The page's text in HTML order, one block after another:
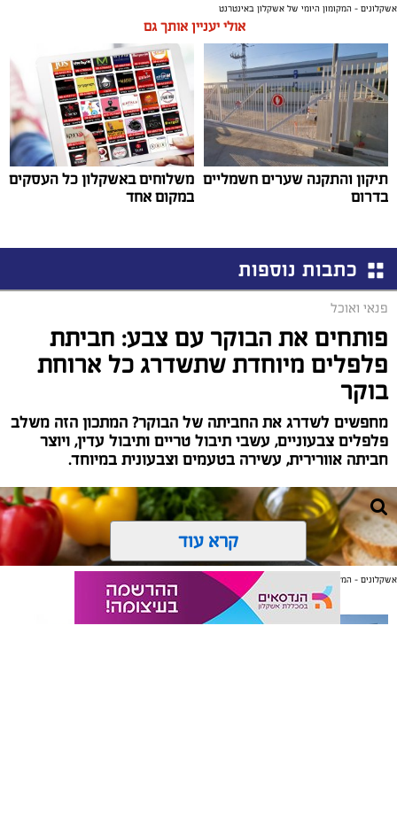
אשקלונים - המקומון היומי של אשקלון באינטרנט
אולי יעניין אותך גם
תיקון והתקנה שערים חשמליים
בדרום
משלוחים באשקלון כל העסקים
במקום אחד
כתבות נוספות
פנאי ואוכל
פותחים את הבוקר עם צבע: חביתת
פלפלים מיוחדת שתשדרג כל ארוחת
בוקר
מחפשים לשדרג את החביתה של הבוקר? המתכון הזה משלב
פלפלים צבעוניים, עשבי תיבול טריים ותיבול עדין, ויוצר
חביתה אוורירית, עשירה בטעמים וצבעונית במיוחד.
קרא עוד
אשקלונים - המקומון היומי של אשקלון באינטרנט
אולי יעניין אותך גם